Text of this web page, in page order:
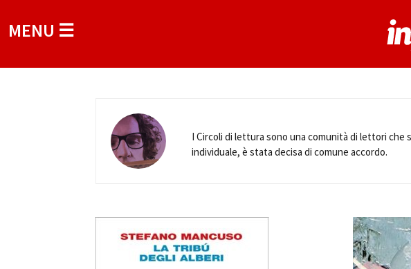
MENU ☰
I Circoli di lettura sono una comunità di lettori che
individuale, è stata decisa di comune accordo.